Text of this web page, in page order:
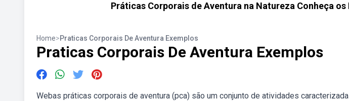
Práticas Corporais de Aventura na Natureza Conheça
Home>Praticas Corporais De Aventura Exemplos
Praticas Corporais De Aventura Exemplos
Webas práticas corporais de aventura (pca) são um conjunto de atividades